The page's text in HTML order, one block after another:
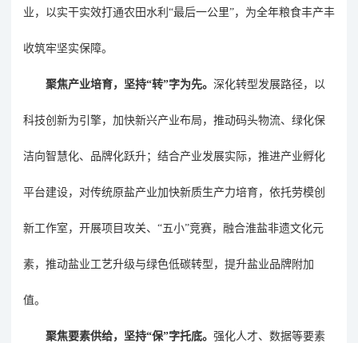
业，以实干实效打通农田水利 “最后一公里”，为全年粮食丰产丰
收筑牢坚实保障。
聚焦产业培育，坚持“转”字为先。 深化转型发展路径，以
科技创新为引擎，加快新兴产业布局，推动码头物流、绿化保
洁向智慧化、品牌化跃升； 结合产业发展实际， 推进产业孵化
平台建设，对传统原盐产业加快新质生产力培育，依托劳模创
新工作室，开展项目攻关、 “五小”竞赛，融合淮盐非遗文化元
素，推动盐业工艺升级与绿色低碳转型，提升盐业品牌附加
值。
聚焦要素供给，坚持“保”字托底。 强化人才、数据等要素